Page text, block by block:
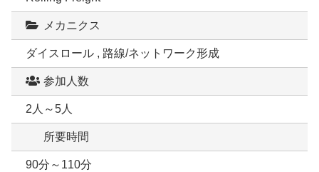
メカニクス
ダイスロール , 路線/ネットワーク形成
参加人数
2人～5人
所要時間
90分～110分